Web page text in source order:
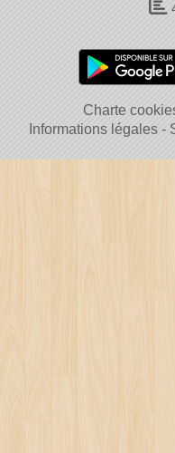
Charte
Informations légales